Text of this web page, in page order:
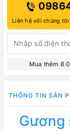
Liên hệ với chúng
Mua thêm
THÔNG TIN SẢN
Gương